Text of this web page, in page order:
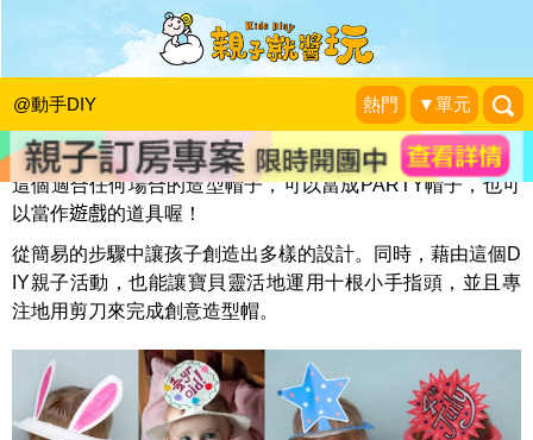
@動手DIY 熱門 ▼單元
創意造型紙帽
KidsPlay編輯室
這個適合任何場合的造型帽子，可以當成PARTY帽子，也可
以當作遊戲的道具喔！
從簡易的步驟中讓孩子創造出多樣的設計。同時，藉由這個D
IY親子活動，也能讓寶貝靈活地運用十根小手指頭，並且專
注地用剪刀來完成創意造型帽。